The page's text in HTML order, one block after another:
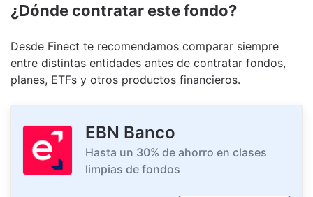
¿Dónde contratar este fondo?
Desde Finect te recomendamos comparar siempre
entre distintas entidades antes de contratar fondos,
planes, ETFs y otros productos financieros.
EBN Banco
Hasta un 30% de ahorro en clases
limpias de fondos